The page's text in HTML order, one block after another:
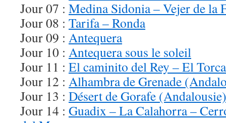
Jour 07 : Medina Sidonia – Vejer de la
Jour 08 : Tarifa – Ronda
Jour 09 : Antequera
Jour 10 : Antequera sous le soleil
Jour 11 : El caminito del Rey – El
Jour 12 : Alhambra de Grenade
Jour 13 : Désert de Gorafe (Andalousie)
Jour 14 : Guadix – La Calahorra –